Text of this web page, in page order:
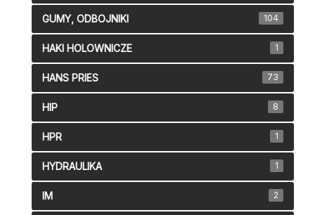
GUMY, ODBOJNIKI 104
HAKI HOLOWNICZE 1
HANS PRIES 73
HIP 8
HPR 1
HYDRAULIKA 1
IM 2